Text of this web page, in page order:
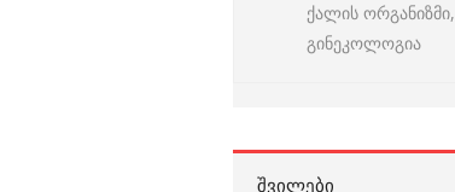
ქალის ორგანიზმი,
გინეკოლოგია
ᲨᲕᲘᲚᲔᲑᲘ